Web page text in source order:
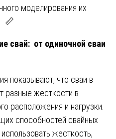
моделирования их
📏
свай: от одиночной сваи
показывают, что сваи в
разные жесткости в
расположения и нагрузки.
способностей свайных
жесткость,